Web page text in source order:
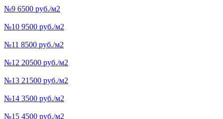
№9 6500 руб./м2
№10 9500 руб./м2
№11 8500 руб./м2
№12 20500 руб./м2
№13 21500 руб./м2
№14 3500 руб./м2
№15 4500 руб./м2